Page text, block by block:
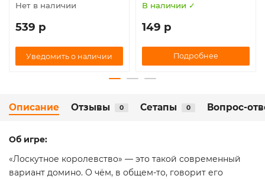
Нет в наличии
539 р
Уведомить о наличии
В наличии ✓
149 р
Подробнее
Описание Отзывы 0 Сетапы 0 Вопрос-
Об игре:
«Лоскутное королевство» — это такой современный
вариант домино. О чём, в общем-то, говорит его